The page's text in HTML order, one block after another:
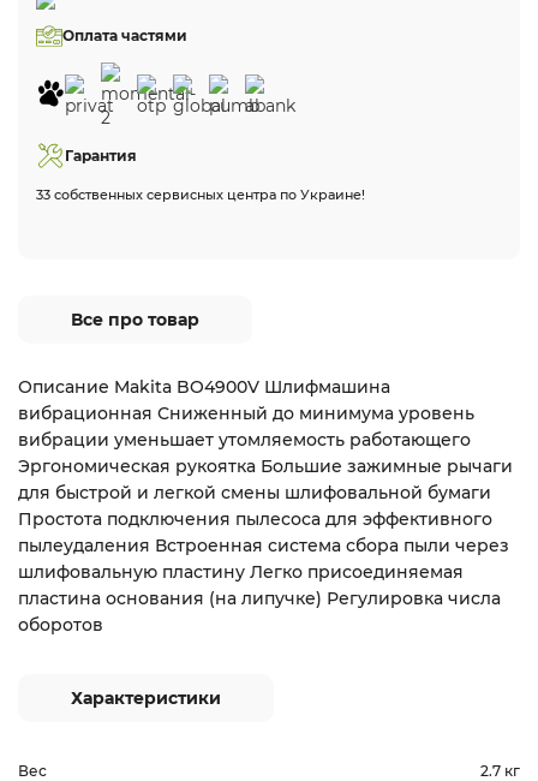
Оплата частями
Гарантия
33 собственных сервисных центра по Украине!
Все про товар
Описание Makita BO4900V Шлифмашина
вибрационная Сниженный до минимума уровень
вибрации уменьшает утомляемость работающего
Эргономическая рукоятка Большие зажимные рычаги
для быстрой и легкой смены шлифовальной бумаги
Простота подключения пылесоса для эффективного
пылеудаления Встроенная система сбора пыли через
шлифовальную пластину Легко присоединяемая
пластина основания (на липучке) Регулировка числа
оборотов
Характеристики
Вес 2.7 кг